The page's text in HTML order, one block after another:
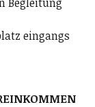
eingangs